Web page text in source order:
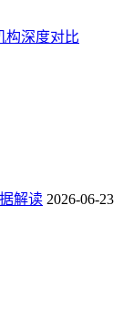
构深度对比
解读 2026-06-23